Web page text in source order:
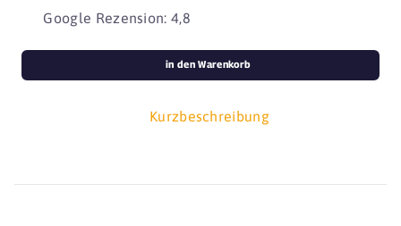
Google Rezension: 4,8
Kurzbeschreibung
in den Warenkorb